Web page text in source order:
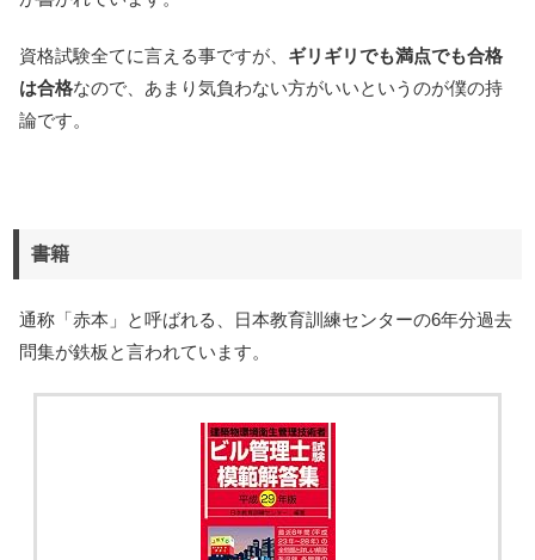
資格試験全てに言える事ですが、 ギリギリでも満点でも合格
は合格なので、あまり気負わない方がいいというのが僕の持
論です。
書籍
通称「赤本」と呼ばれる、日本教育訓練センターの6年分過去
問集が鉄板と言われています。